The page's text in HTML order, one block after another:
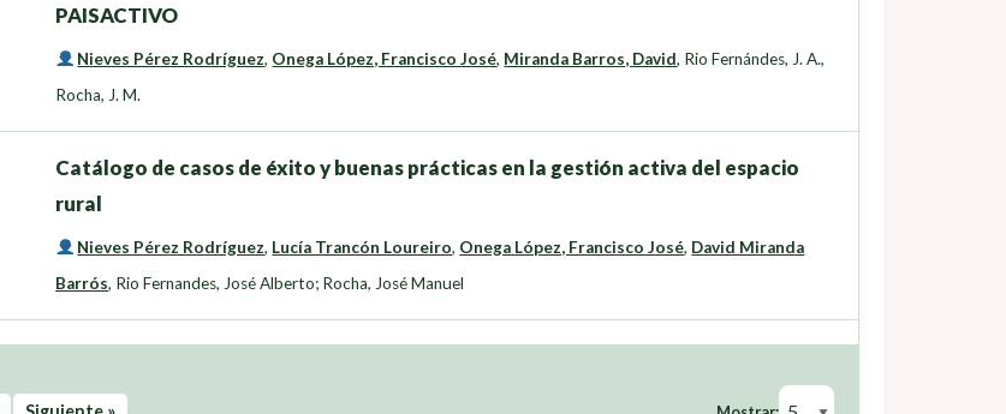
PAISACTIVO
Nieves Pérez Rodríguez, Onega López, Francisco José, Miranda Barros, David, Rio Fernándes, J. A.,
Rocha, J. M.
Catálogo de casos de éxito y buenas prácticas en la gestión activa del espacio
rural
Nieves Pérez Rodríguez, Lucía Trancón Loureiro, Onega López, Francisco José, David Miranda
Barrós, Rio Fernandes, José Alberto; Rocha, José Manuel